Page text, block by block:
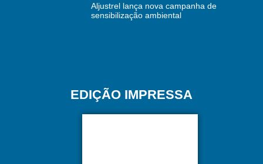
Aljustrel lança nova campanha de
sensibilização ambiental
EDIÇÃO IMPRESSA